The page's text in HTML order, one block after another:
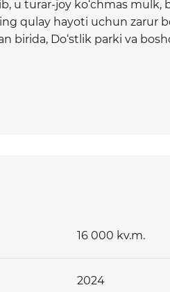
u turar-joy ko‘chmas mulk,
qulay hayoti uchun zarur
birida, Do‘stlik parki va
maydoni mavjud. Bu
kvartiralarga va biznes
16 000 kv.m.
2024